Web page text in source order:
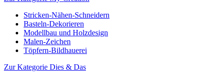
Stricken-Nähen-Schneidern
Basteln-Dekorieren
Modellbau und Holzdesign
Malen-Zeichen
Töpfern-Bildhauerei
Zur Kategorie Dies & Das